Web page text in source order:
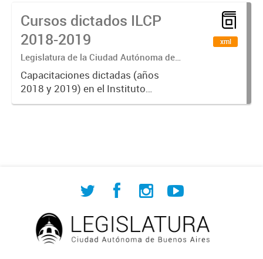
Cursos dictados ILCP
2018-2019
Legislatura de la Ciudad Autónoma de
Buenos Aires
Capacitaciones dictadas (años
2018 y 2019) en el Instituto
Legislativo de Capacitación
xml